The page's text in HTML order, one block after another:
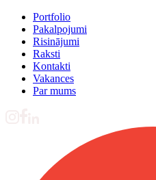
Portfolio
Pakalpojumi
Risinājumi
Raksti
Kontakti
Vakances
Par mums